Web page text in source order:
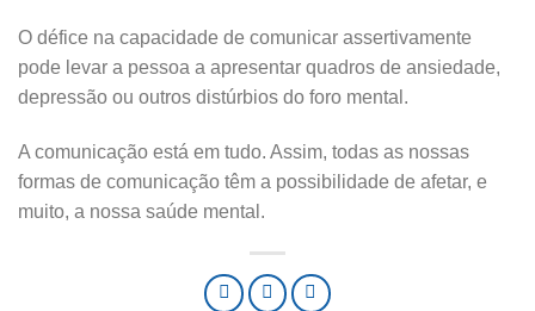
O défice na capacidade de comunicar assertivamente
pode levar a pessoa a apresentar quadros de ansiedade,
depressão ou outros distúrbios do foro mental.
A comunicação está em tudo. Assim, todas as nossas
formas de comunicação têm a possibilidade de afetar, e
muito, a nossa saúde mental.